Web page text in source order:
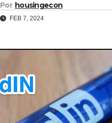
Por housingecon
FEB 7, 2024